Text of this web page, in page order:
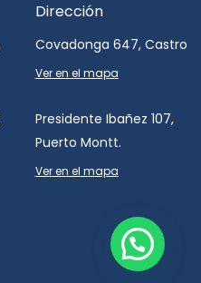
Dirección
Covadonga 647, Castro
Ver en el mapa
Presidente Ibañez 107,
Puerto Montt.
Ver en el mapa